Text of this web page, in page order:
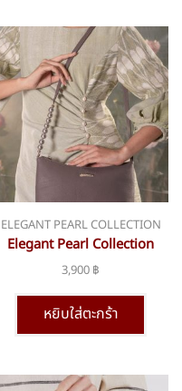
ELEGANT PEARL COLLECTION
Elegant Pearl Collection
bsn-368
3,900 ฿
หยิบใส่ตะกร้า